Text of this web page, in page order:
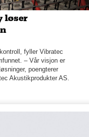
løser
fyller Vibratec
– Vår visjon er
poengterer
Akustikprodukter AS.